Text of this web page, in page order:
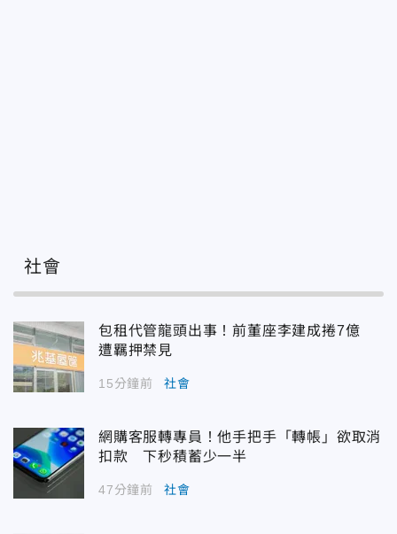
社會
包租代管龍頭出事！前董座李建成捲7億
遭羈押禁見
15分鐘前 社會
網購客服轉專員！他手把手「轉帳」欲取消
扣款 下秒積蓄少一半
47分鐘前 社會